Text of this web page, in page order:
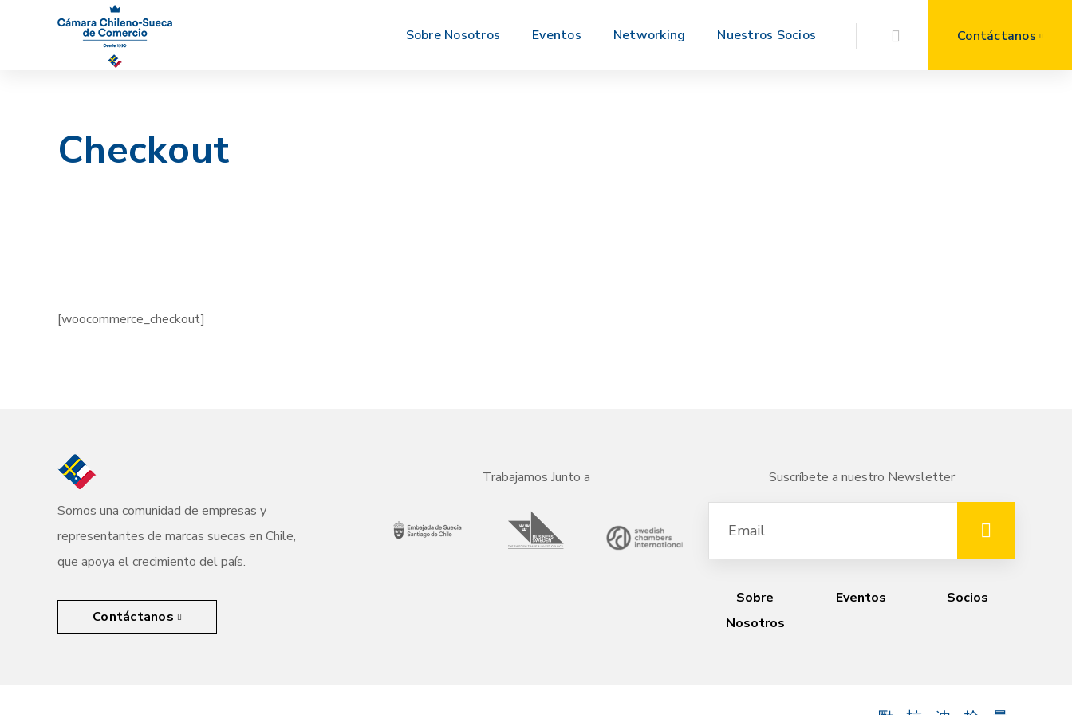
Contáctanos
Sobre Nosotros Eventos Networking Nuestros Socios
Checkout
[woocommerce_checkout]
Somos una comunidad de empresas y
representantes de marcas suecas en Chile,
que apoya el crecimiento del país.
Contáctanos
Trabajamos Junto a Suscríbete a nuestro Newsletter
Sobre
Nosotros
Eventos Socios